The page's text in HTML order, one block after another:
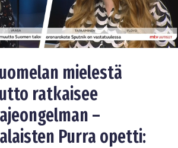
mielestä
ratkaisee
–
Purra opetti: